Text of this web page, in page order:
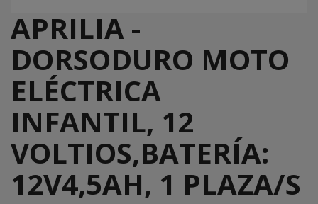
APRILIA -
DORSODURO MOTO
ELÉCTRICA
INFANTIL, 12
VOLTIOS,BATERÍA:
12V4,5AH, 1 PLAZA/S